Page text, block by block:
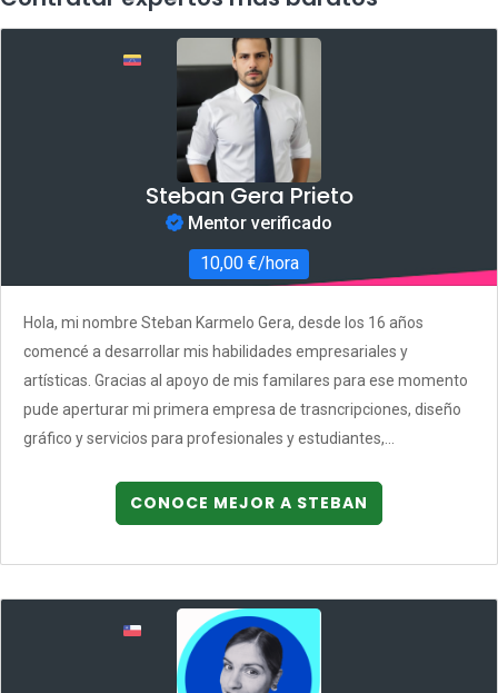
Steban Gera Prieto
Mentor verificado
10,00 €/hora
Hola, mi nombre Steban Karmelo Gera, desde los 16 años
comencé a desarrollar mis habilidades empresariales y
artísticas. Gracias al apoyo de mis familares para ese momento
pude aperturar mi primera empresa de trasncripciones, diseño
gráfico y servicios para profesionales y estudiantes,...
CONOCE MEJOR A STEBAN